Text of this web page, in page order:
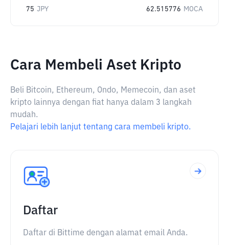
75 JPY 62.515776 MOCA
Cara Membeli Aset Kripto
Beli Bitcoin, Ethereum, Ondo, Memecoin, dan aset
kripto lainnya dengan fiat hanya dalam 3 langkah
mudah.
Pelajari lebih lanjut tentang cara membeli kripto.
Daftar
Daftar di Bittime dengan alamat email Anda.